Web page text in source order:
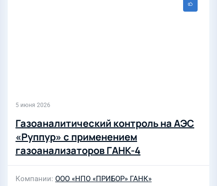
5 июня 2026
Газоаналитический контроль на АЭС
«Руппур» с применением
газоанализаторов ГАНК-4
Компании ООО «НПО «ПРИБОР» ГАНК»